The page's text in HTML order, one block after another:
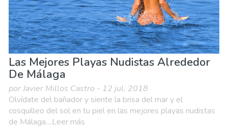
Las Mejores Playas Nudistas Alrededor
De Málaga
por Javier Millos Castro - 12 jul. 2018
Olvídate del bañador y siente la brisa del mar y el
cosquilleo del sol en tu piel en las mejores playas nudistas
de Málaga....Leer más